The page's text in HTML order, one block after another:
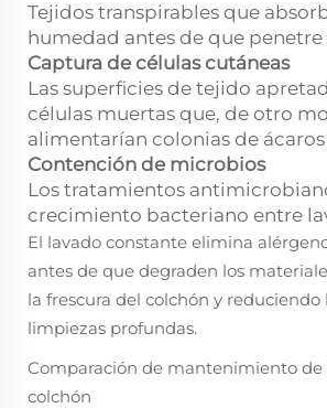
Tejidos transpirables que
humedad antes de que penetre
Captura de células cutáneas
Las superficies de tejido
células muertas que, de otro
alimentarían colonias de
Contención de microbios
Los tratamientos
crecimiento bacteriano entre
El lavado constante elimina
antes de que degraden los
la frescura del colchón y reduciendo
limpiezas profundas.
Comparación de mantenimiento de
colchón